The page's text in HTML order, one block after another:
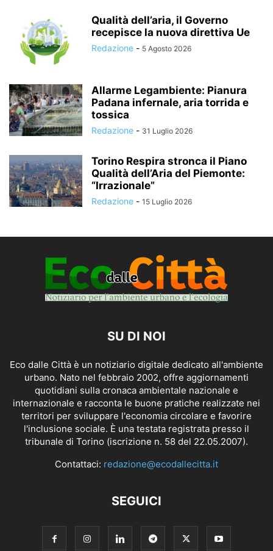
Qualità dell’aria, il Governo
recepisce la nuova direttiva Ue
Redazione - 5 Agosto 2026
Allarme Legambiente: Pianura
Padana infernale, aria torrida e
tossica
Redazione - 31 Luglio 2026
Torino Respira stronca il Piano
Qualità dell’Aria del Piemonte:
“Irrazionale”
Redazione - 15 Luglio 2026
SU DI NOI
Eco dalle Città è un notiziario digitale dedicato all'ambiente
urbano. Nato nel febbraio 2002, offre aggiornamenti
quotidiani sulla cronaca ambientale nazionale e
internazionale e racconta le buone pratiche realizzate nei
territori per sviluppare l'economia circolare e favorire
l'inclusione sociale. È una testata registrata presso il
tribunale di Torino (iscrizione n. 58 del 22.05.2007).
Contattaci: redazione@ecodallecitta.it
SEGUICI